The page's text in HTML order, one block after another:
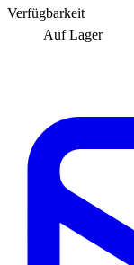
Verfügbarkeit
Auf Lager